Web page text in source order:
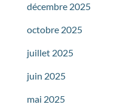
décembre 2025
octobre 2025
juillet 2025
juin 2025
mai 2025